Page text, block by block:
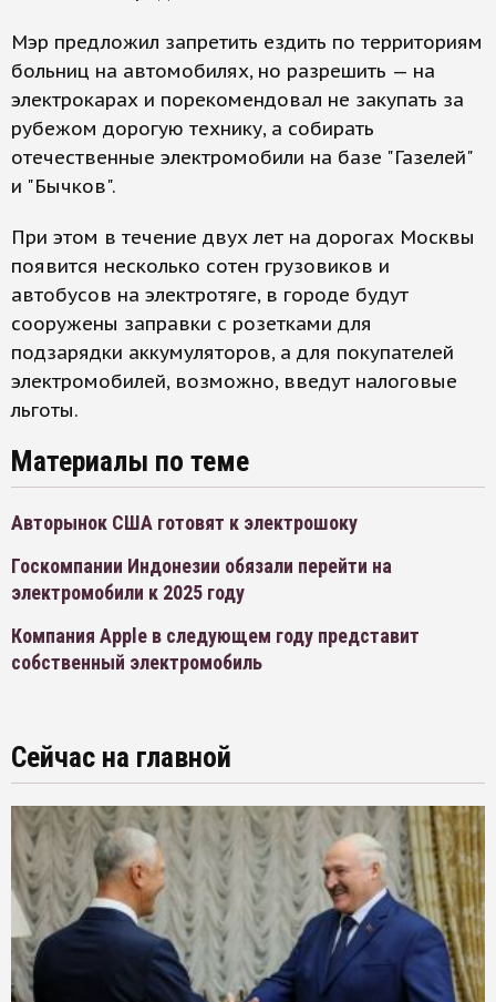
Мэр предложил запретить ездить по территориям
больниц на автомобилях, но разрешить — на
электрокарах и порекомендовал не закупать за
рубежом дорогую технику, а собирать
отечественные электромобили на базе "Газелей"
и "Бычков".
При этом в течение двух лет на дорогах Москвы
появится несколько сотен грузовиков и
автобусов на электротяге, в городе будут
сооружены заправки с розетками для
подзарядки аккумуляторов, а для покупателей
электромобилей, возможно, введут налоговые
льготы.
Материалы по теме
Авторынок США готовят к электрошоку
Госкомпании Индонезии обязали перейти на
электромобили к 2025 году
Компания Apple в следующем году представит
собственный электромобиль
Сейчас на главной